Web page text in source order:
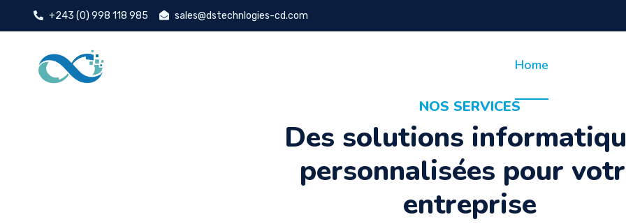
+243 (0) 998 118 985 sales@dstechnlogies-cd.com
Home
NOS SERVICES
Des solutions
personnalisées pour
entreprise